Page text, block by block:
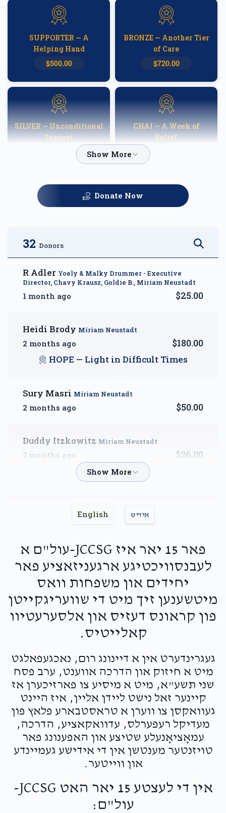
SUPPORTER — A
Helping Hand
$500.00
BRONZE — Another Tier
of Care
$720.00
SILVER — Unconditional
Support
CHAI — A Week of
Relief
$1,800.00
DIAMOND — A Month of
$5,000.00
Donate Now
32 Donors
R Adler Yoely & Malky Drummer - Executive
Director, Chavy Krausz, Goldie B., Miriam Neustadt
1 month ago $25.00
Heidi Brody Miriam Neustadt
2 months ago $180.00
HOPE — Light in Difficult Times
Sury Masri Miriam Neustadt
2 months ago $50.00
Duddy Itzkowitz Miriam Neustadt
2 months ago $36.00
Keep up your amazing work !
Shloimy & Devoiry BuxbaumMiriam
2 months ago $18.00
Dini SternhillMiriam Neustadt
2 months ago $18.00
In honor of miriam B.
Totty And Mommy Miriam Neustadt
2 months ago $36.00
English אידיש
פאר 15 יאר איז JCCSG-עול"ם א
לעבנסוויכטיגע ארגעניזאציע פאר
יחידים און משפחות וואס
מיטשענען זיך מיט די שוועריגקייטן
פון קראונס דעזיס און אלסערעטיוו
קאלייטיס.
געגרינדערט אין א דיינונג רום, נאכגעפאלגט
מיט א חיזוק און הדרכה אווענט, ערב פסח
שני תשע"א, מיט א מיסיע צו פארזיכערן אז
קיינער זאל נישט ליידן אליין, איז היינט
געוואקסן צו ווערן א טראסטבארע פלאץ פון
מעדיקל רעפערלס, עדוואקאציע, הדרכה,
עמאָציאָנעלע שטיצע און האפענונג פאר
טויזנטער מענטשן אין די אידישע געמיינדע
און ווייטער.
אין די לעצטע 15 יאר האט JCCSG-
עול"ם: